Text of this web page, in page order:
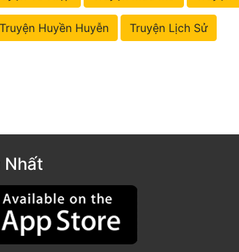
Truyện Huyền Huyễn Truyện Lịch Sử
Nhất